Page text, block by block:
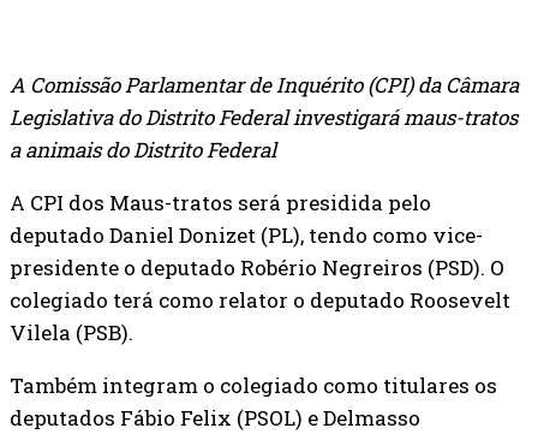
A Comissão Parlamentar de Inquérito (CPI) da Câmara
Legislativa do Distrito Federal investigará maus-tratos
a animais do Distrito Federal
A CPI dos Maus-tratos será presidida pelo
deputado Daniel Donizet (PL), tendo como vice-
presidente o deputado Robério Negreiros (PSD). O
colegiado terá como relator o deputado Roosevelt
Vilela (PSB).
Também integram o colegiado como titulares os
deputados Fábio Felix (PSOL) e Delmasso